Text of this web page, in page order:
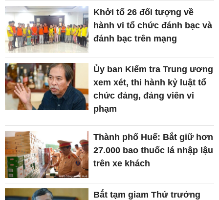
Khởi tố 26 đối tượng về
hành vi tổ chức đánh bạc và
đánh bạc trên mạng
Ủy ban Kiểm tra Trung ương
xem xét, thi hành kỷ luật tổ
chức đảng, đảng viên vi
phạm
Thành phố Huế: Bắt giữ hơn
27.000 bao thuốc lá nhập lậu
trên xe khách
Bắt tạm giam Thứ trưởng